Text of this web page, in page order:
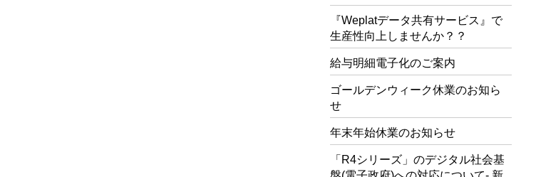
『Weplatデータ共有サービス』で
生産性向上しませんか？？
給与明細電子化のご案内
ゴールデンウィーク休業のお知ら
せ
年末年始休業のお知らせ
「R4シリーズ」のデジタル社会基